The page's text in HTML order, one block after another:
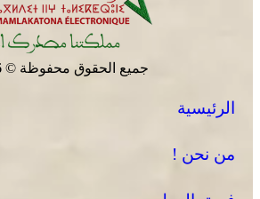
جميع الحقوق محفوظة © 2026
الرئيسية
من نحن !